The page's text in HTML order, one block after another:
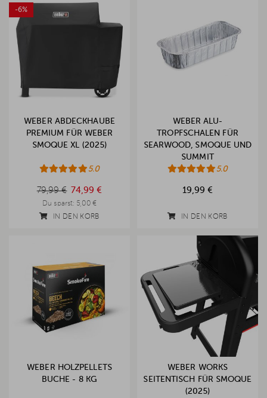
-6%
WEBER ABDECKHAUBE
PREMIUM FÜR WEBER
SMOQUE XL (2025)
5.0
79,99 € 74,99 €
Du sparst: 5,00 €
IN DEN KORB
WEBER ALU-
TROPFSCHALEN FÜR
SEARWOOD, SMOQUE UND
SUMMIT
5.0
19,99 €
IN DEN KORB
WEBER HOLZPELLETS
BUCHE - 8 KG
WEBER WORKS
SEITENTISCH FÜR SMOQUE
(2025)